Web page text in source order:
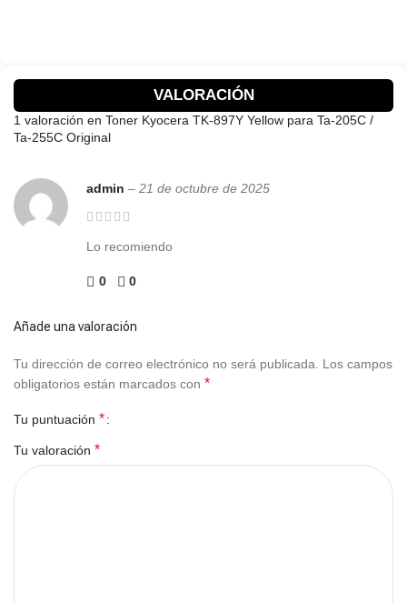
VALORACIÓN
1 valoración en Toner Kyocera TK-897Y Yellow para Ta-205C /
Ta-255C Original
admin – 21 de octubre de 2025
Lo recomiendo
0 0
Añade una valoración
Tu dirección de correo electrónico no será publicada.
Los campos
obligatorios están marcados con *
Tu puntuación *
Tu valoración *